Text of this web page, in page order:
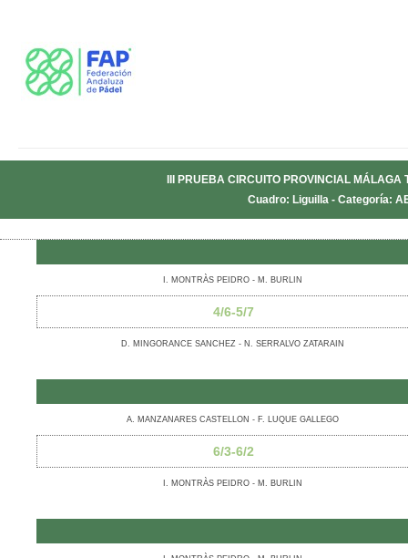
III PRUEBA CIRCUITO PROVINCIAL
Cuadro: Liguilla - Categoría:
I. MONTRÀS PEIDRO - M. BURLIN
4/6-5/7
D. MINGORANCE SANCHEZ - N. SERRALVO ZATARAIN
A. MANZANARES CASTELLON - F. LUQUE GALLEGO
6/3-6/2
I. MONTRÀS PEIDRO - M. BURLIN